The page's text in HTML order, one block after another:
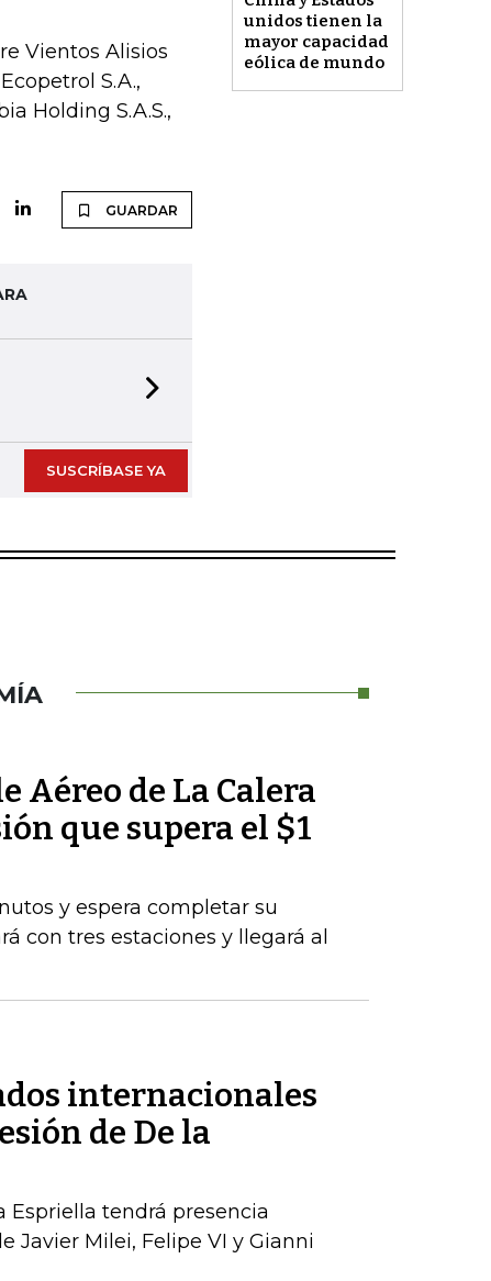
unidos tienen la
mayor capacidad
eólica de mundo
Vientos Alisios
S.A.,
Holding S.A.S.,
GUARDAR
SUSCRÍBASE YA
Aéreo de La Calera
que supera el $1
y espera completar su
con tres estaciones y llegará al
internacionales
de De la
Espriella tendrá presencia
Javier Milei, Felipe VI y Gianni